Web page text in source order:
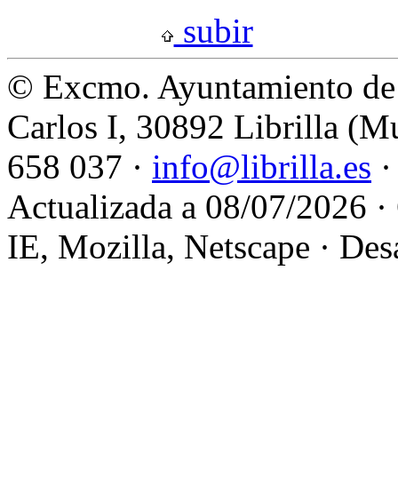
subir
© Excmo. Ayuntamiento
Carlos I, 30892 Librilla
658 037 · info@librilla.es
Actualizada a 08/07/2026
IE, Mozilla, Netscape ·